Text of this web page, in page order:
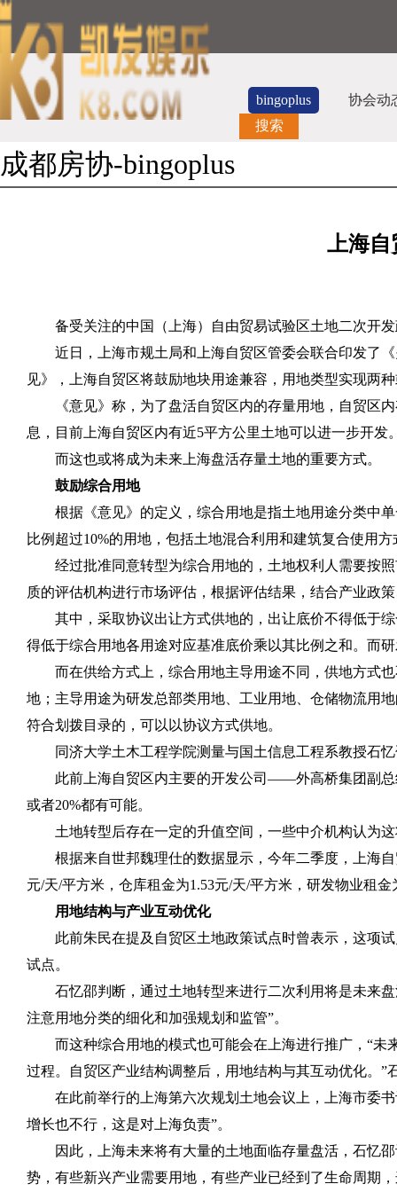
bingoplus
协会动
搜索
成都房协-bingoplus
上海自
备受关注的中国（上海）自由贸易试验区土地二次开
近日，上海市规土局和上海自贸区管委会联合印发了
见》，上海自贸区将鼓励地块用途兼容，用地类型实现两
《意见》称，为了盘活自贸区内的存量用地，自贸区
息，目前上海自贸区内有近5平方公里土地可以进一步开发
而这也或将成为未来上海盘活存量土地的重要方式。
鼓励综合用地
根据《意见》的定义，综合用地是指土地用途分类中
比例超过10%的用地，包括土地混合利用和建筑复合使用
经过批准同意转型为综合用地的，土地权利人需要按
质的评估机构进行市场评估，根据评估结果，结合产业政
其中，采取协议出让方式供地的，出让底价不得低于
得低于综合用地各用途对应基准底价乘以其比例之和。而
而在供给方式上，综合用地主导用途不同，供地方式
地；主导用途为研发总部类用地、工业用地、仓储物流用
符合划拨目录的，可以以协议方式供地。
同济大学土木工程学院测量与国土信息工程系教授石
此前上海自贸区内主要的开发公司——外高桥集团副
或者20%都有可能。
土地转型后存在一定的升值空间，一些中介机构认为
根据来自世邦魏理仕的数据显示，今年二季度，上海
元/天/平方米，仓库租金为1.53元/天/平方米，研发物业租金
用地结构与产业互动优化
此前朱民在提及自贸区土地政策试点时曾表示，这项
试点。
石忆邵判断，通过土地转型来进行二次利用将是未来
注意用地分类的细化和加强规划和监管”。
而这种综合用地的模式也可能会在上海进行推广，“
过程。自贸区产业结构调整后，用地结构与其互动优化。”
在此前举行的上海第六次规划土地会议上，上海市委
增长也不行，这是对上海负责”。
因此，上海未来将有大量的土地面临存量盘活，石忆
势，有些新兴产业需要用地，有些产业已经到了生命周期